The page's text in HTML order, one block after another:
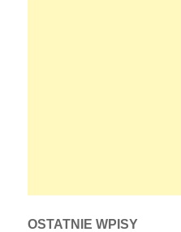
OSTATNIE WPISY